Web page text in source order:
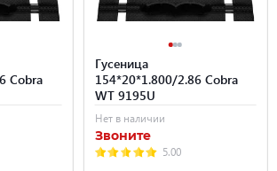
Cobra
Гусеница
154*20*1.800/2.86 Cobra
WT 9195U
Нет в наличии
Звоните
5.00